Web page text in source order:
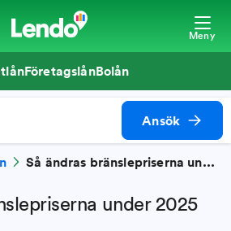
Meny
FöretagslånBolån
Ansök
Så ändras bränslepriserna under 2025
under 2025